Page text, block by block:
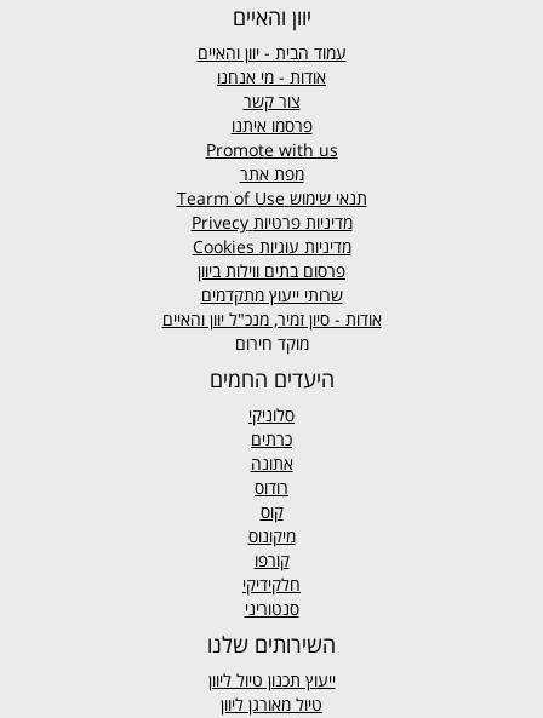
יוון והאיים
עמוד הבית - יוון והאיים
אודות - מי אנחנו
צור קשר
פרסמו איתנו
Promote with us
מפת אתר
תנאי שימוש
מדיניות פרטיות Privecy
מדיניות עוגיות Cookies
פרסום בתים ווילות ביוון
שרותי ייעוץ מתקדמים
אודות - סיון זמיר, מנכ"ל יוון והאיים
מוקד חירום
היעדים החמים
סלוניקי
כרתים
אתונה
רודוס
קוס
מיקונוס
קורפו
חלקידיקי
סנטוריני
השירותים שלנו
ייעוץ תכנון טיול ליוון
טיול מאורגן ליוון